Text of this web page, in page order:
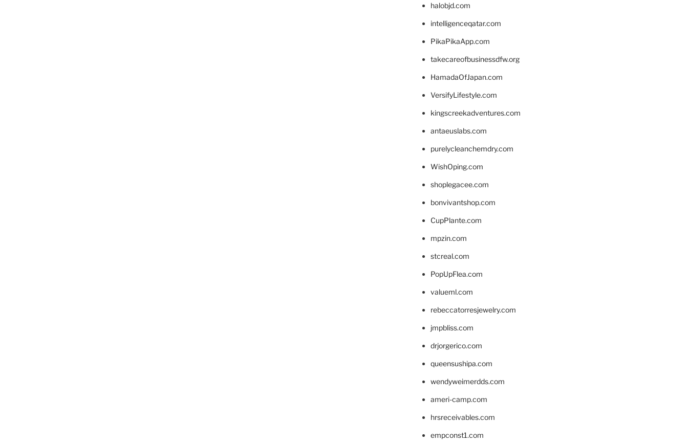
halobjd.com
intelligenceqatar.com
PikaPikaApp.com
takecareofbusinessdfw.org
HamadaOfJapan.com
VersifyLifestyle.com
kingscreekadventures.com
antaeuslabs.com
purelycleanchemdry.com
WishOping.com
shoplegacee.com
bonvivantshop.com
CupPlante.com
mpzin.com
stcreal.com
PopUpFlea.com
valueml.com
rebeccatorresjewelry.com
jmpbliss.com
drjorgerico.com
queensushipa.com
wendyweimerdds.com
ameri-camp.com
hrsreceivables.com
empconst1.com